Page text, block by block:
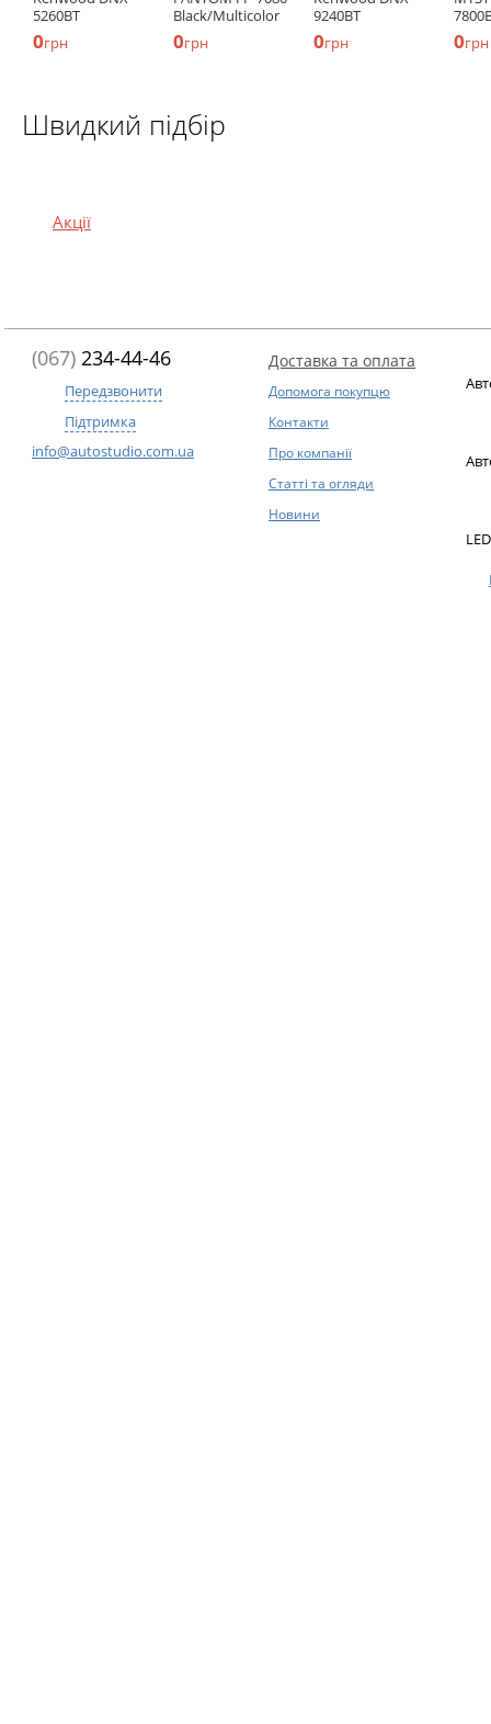
5260BT
0грн
Black/Multicolor
0грн
9240BT
0грн 0грн
Швидкий підбір
Акції
(067) 234-44-46
Передзвонити
Підтримка
info@autostudio.com.ua
Доставка та оплата
Допомога покупцю
Контакти
Про компанії
Статті та огляди
Новини